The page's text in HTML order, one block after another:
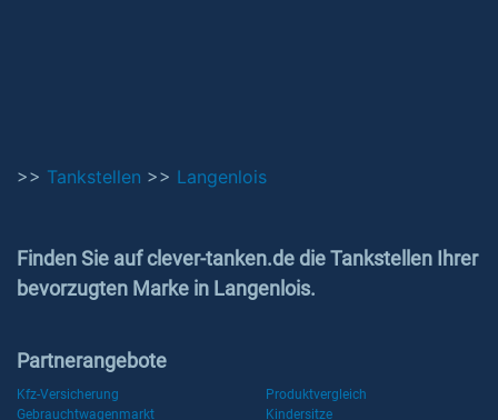
>> Tankstellen >> Langenlois
Finden Sie auf clever-tanken.de die Tankstellen Ihrer
bevorzugten Marke in Langenlois.
Partnerangebote
Kfz-Versicherung
Produktvergleich
Gebrauchtwagenmarkt
Kindersitze